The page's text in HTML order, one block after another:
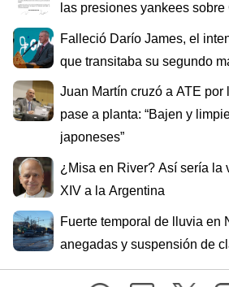
las presiones yankees sobre
Falleció Darío James, el
que transitaba su segundo
Juan Martín cruzó a ATE por
pase a planta: “Bajen y
japoneses”
¿Misa en River? Así sería la
XIV a la Argentina
Fuerte temporal de lluvia en
anegadas y suspensión de